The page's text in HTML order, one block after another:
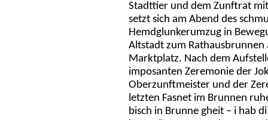
Stadttier und dem Zunftrat
setzt sich am Abend des
Hemdglunkerumzug in
Altstadt zum
Marktplatz. Nach dem
imposanten Zeremonie der
Oberzunftmeister und der
letzten Fasnet im Brunnen
bisch in Brunne gheit – i hab